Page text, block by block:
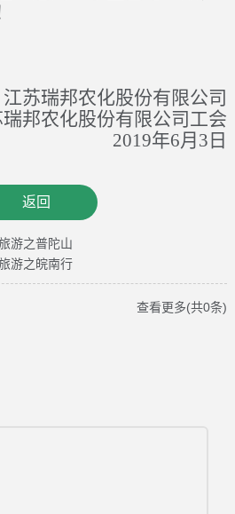
江苏瑞邦农化股份有限公司
邦农化股份有限公司工会
2019年6月 3 日
游之普陀山
游之皖南行
查看更多(共0条)